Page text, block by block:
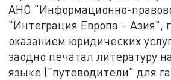
АНО "Информационно-
"Интеграция Европа – Азия",
оказанием юридических
заодно печатал литературу
языке ("путеводители" для